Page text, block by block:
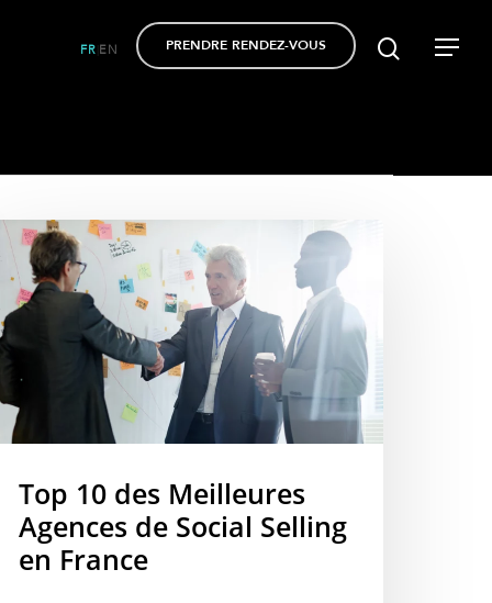
FR EN PRENDRE RENDEZ-VOUS
Top 10 des Meilleures
Agences de Social Selling
en France